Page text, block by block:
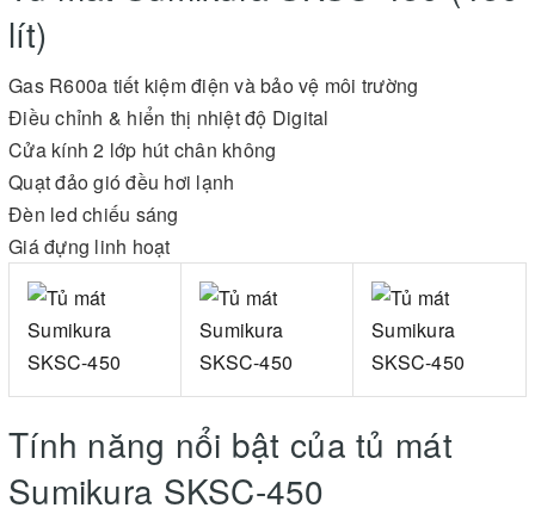
lít)
Gas R600a tiết kiệm điện và bảo vệ môi trường
Điều chỉnh & hiển thị nhiệt độ Digital
Cửa kính 2 lớp hút chân không
Quạt đảo gió đều hơi lạnh
Đèn led chiếu sáng
Giá đựng linh hoạt
Tính năng nổi bật của tủ mát
Sumikura SKSC-450